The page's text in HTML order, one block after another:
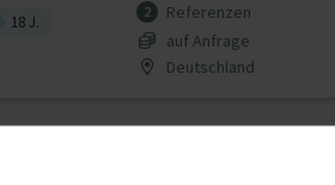
18 J.
2
Referenzen
auf Anfrage
Deutschland